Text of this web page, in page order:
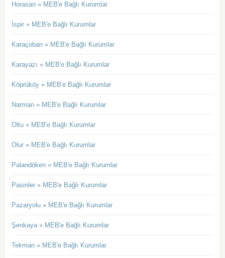
Horasan » MEB'e Bağlı Kurumlar
İspir » MEB'e Bağlı Kurumlar
Karaçoban » MEB'e Bağlı Kurumlar
Karayazı » MEB'e Bağlı Kurumlar
Köprüköy » MEB'e Bağlı Kurumlar
Narman » MEB'e Bağlı Kurumlar
Oltu » MEB'e Bağlı Kurumlar
Olur » MEB'e Bağlı Kurumlar
Palandöken » MEB'e Bağlı Kurumlar
Pasinler » MEB'e Bağlı Kurumlar
Pazaryolu » MEB'e Bağlı Kurumlar
Şenkaya » MEB'e Bağlı Kurumlar
Tekman » MEB'e Bağlı Kurumlar